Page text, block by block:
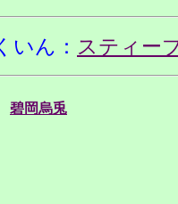
いん： スティー
碧岡烏兎